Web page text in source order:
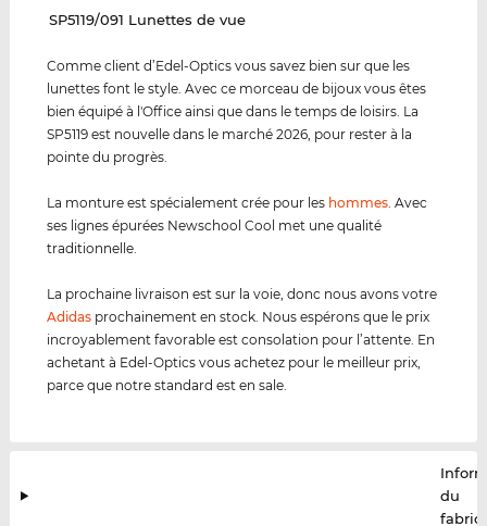
‌SP5119/091 Lunettes de vue
Comme client d’Edel-Optics vous savez bien sur que les
lunettes font le style. Avec ce morceau de bijoux vous êtes
bien équipé à l'Office ainsi que dans le temps de loisirs. La
SP5119 est nouvelle dans le marché 2026, pour rester à la
pointe du progrès.
La monture est spécialement crée pour les hommes . Avec
ses lignes épurées Newschool Cool met une qualité
traditionnelle.
La prochaine livraison est sur la voie, donc nous avons votre
Adidas prochainement en stock. Nous espérons que le prix
incroyablement favorable est consolation pour l’attente. En
achetant à Edel-Optics vous achetez pour le meilleur prix,
parce que notre standard est en sale.
du